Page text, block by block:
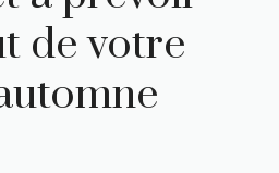
de votre